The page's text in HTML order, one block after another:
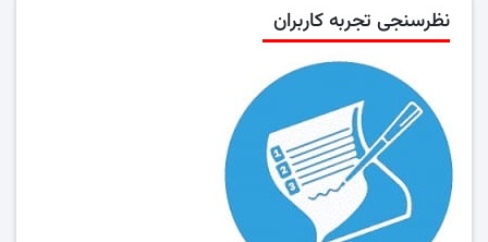
نظرسنجی تجربه کاربران